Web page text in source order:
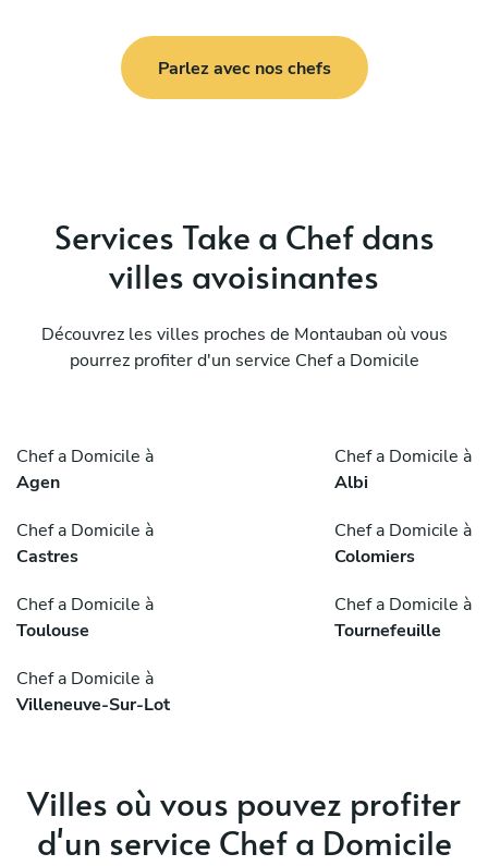
Parlez avec nos chefs
Services Take a Chef dans
villes avoisinantes
Découvrez les villes proches de Montauban où vous
pourrez profiter d'un service Chef a Domicile
Chef a Domicile à
Agen
Chef a Domicile à
Albi
Chef a Domicile à
Castres
Chef a Domicile à
Colomiers
Chef a Domicile à
Toulouse
Chef a Domicile à
Tournefeuille
Chef a Domicile à
Villeneuve-Sur-Lot
Villes où vous pouvez profiter
d'un service Chef a Domicile